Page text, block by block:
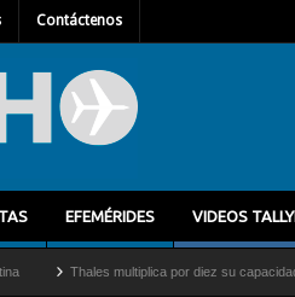
Contáctenos
EFEMÉRIDES VIDEOS
por diez su capacidad de producción